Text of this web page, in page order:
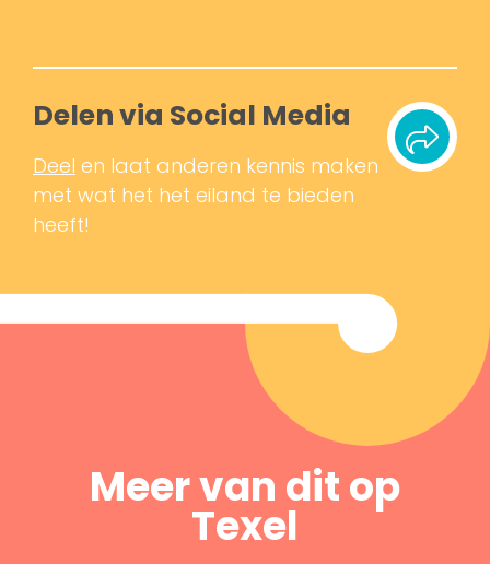
Delen via Social Media
Deel en laat anderen kennis maken
met wat het het eiland te bieden
heeft!
Meer van dit op
Texel